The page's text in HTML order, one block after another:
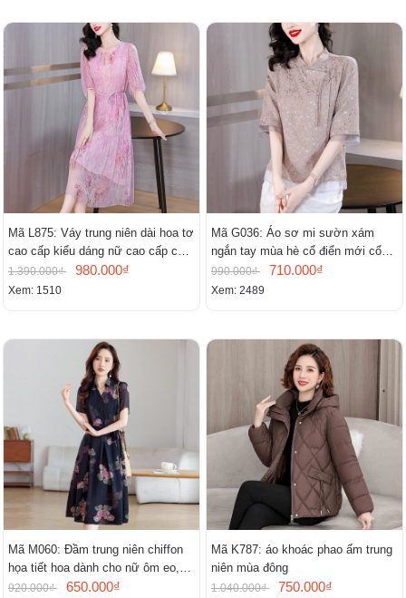
Mã L875: Váy trung niên dài hoa tơ
cao cấp kiểu dáng nữ cao cấp cao
cấp thần
1.390.000₫ 980.000₫
Xem: 1510
Mã G036: Áo sơ mi sườn xám
ngắn tay mùa hè cổ điển mới cổ
đứng
990.000₫ 710.000₫
Xem: 2489
Mã M060: Đầm trung niên chiffon
họa tiết hoa dành cho nữ ôm eo,
cổ chữ V, đầm midi tay ngắn thanh
920.000₫ 650.000₫
Mã K787: áo khoác phao ấm trung
niên mùa đông
1.040.000₫ 750.000₫